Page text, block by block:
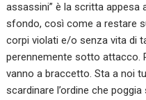
assassini” è la scritta appesa
sfondo, così come a restare
corpi violati e/o senza vita di
perennemente sotto attacco.
vanno a braccetto. Sta a noi
scardinare l’ordine che